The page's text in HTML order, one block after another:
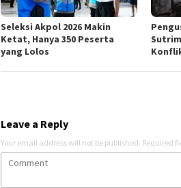
Seleksi Akpol 2026 Makin
Ketat, Hanya 350 Peserta
yang Lolos
Leave a Reply
Your email address will not be published. Required